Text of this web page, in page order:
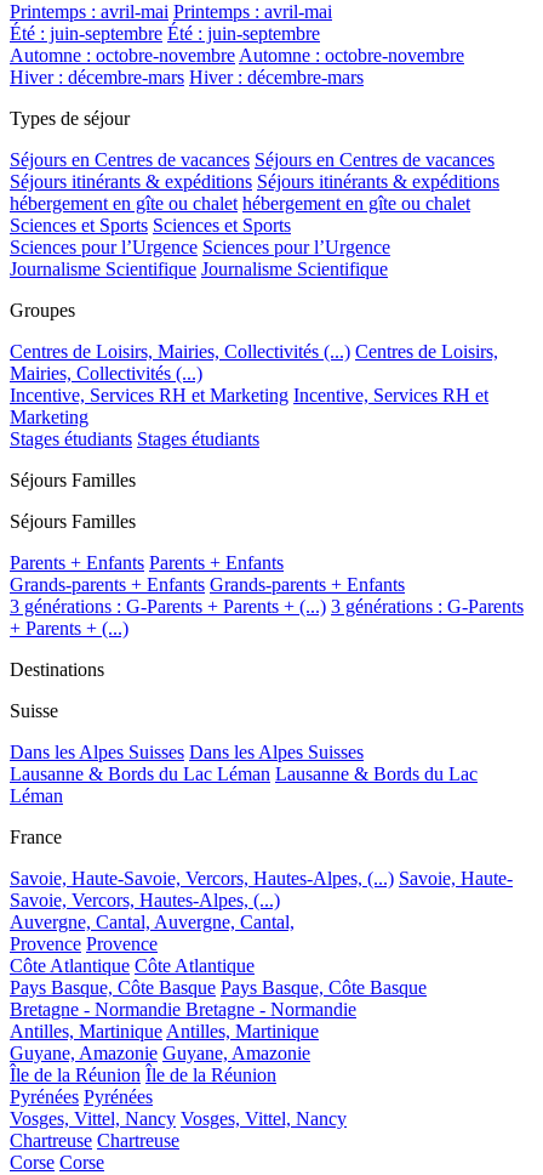
Printemps : avril-mai Printemps : avril-mai
Été : juin-septembre Été : juin-septembre
Automne : octobre-novembreAutomne : octobre-novembre
Hiver : décembre-mars Hiver : décembre-mars
Types de séjour
Séjours en Centres de vacances Séjours en Centres de vacances
Séjours itinérants & expéditions Séjours itinérants & expéditions
hébergement en gîte ou chalet hébergement en gîte ou chalet
Sciences et Sports Sciences et Sports
Sciences pour l’Urgence Sciences pour l’Urgence
Journalisme Scientifique Journalisme Scientifique
Groupes
Centres de Loisirs, Mairies, Collectivités (...) Centres de Loisirs,
Mairies, Collectivités (...)
Incentive, Services RH et Marketing Incentive, Services RH et
Marketing
Stages étudiants Stages étudiants
Séjours Familles
Séjours Familles
Parents + Enfants Parents + Enfants
Grands-parents + Enfants Grands-parents + Enfants
3 générations : G-Parents + Parents + (...) 3 générations : G-Parents
+ Parents + (...)
Destinations
Suisse
Dans les Alpes Suisses Dans les Alpes Suisses
Lausanne & Bords du Lac Léman Lausanne & Bords du Lac
Léman
France
Savoie, Haute-Savoie, Vercors, Hautes-Alpes, (...) Savoie, Haute-
Savoie, Vercors, Hautes-Alpes, (...)
Auvergne, Cantal, Auvergne, Cantal,
Provence Provence
Côte Atlantique Côte Atlantique
Pays Basque, Côte Basque Pays Basque, Côte Basque
Bretagne - Normandie Bretagne - Normandie
Antilles, MartiniqueAntilles, Martinique
Guyane, Amazonie Guyane, Amazonie
Île de la Réunion Île de la Réunion
Pyrénées Pyrénées
Vosges, Vittel, Nancy Vosges, Vittel, Nancy
Chartreuse Chartreuse
Corse Corse